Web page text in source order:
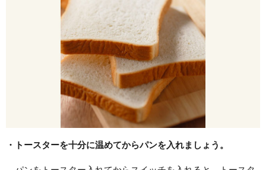
・トースターを十分に温めてからパンを入れましょう。